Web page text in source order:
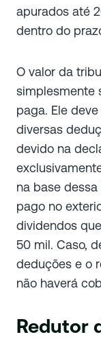
apurados até
dentro do
O valor da
simplesmente
paga. Ele
diversas
devido na
na base
pago no
dividendos
50 mil. Caso,
deduções e o
não haverá
Redutor